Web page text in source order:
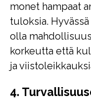
monet hampaat
tuloksia.
olla
korkeutta että
ja
4.